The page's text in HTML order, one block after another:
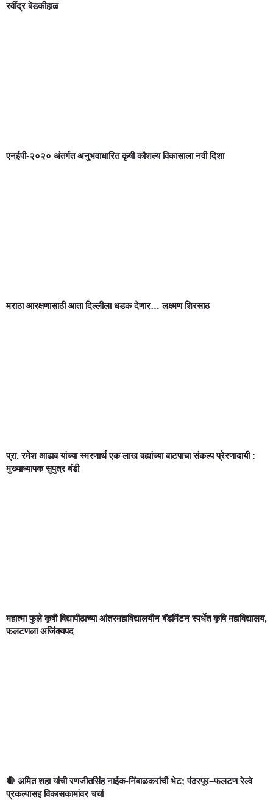
रवींद्र बेडकीहाळ
एनईपी-२०२० अंतर्गत अनुभवाधारित कृषी कौशल्य विकासाला नवी दिशा
मराठा आरक्षणासाठी आता दिल्लीला धडक देणार… लक्ष्मण शिरसाठ
प्रा. रमेश आढाव यांच्या स्मरणार्थ एक लाख वह्यांच्या वाटपाचा संकल्प प्रेरणादायी :
मुख्याध्यापक सुपुत्र बंडी
महात्मा फुले कृषी विद्यापीठाच्या आंतरमहाविद्यालयीन बॅडमिंटन स्पर्धेत कृषि महाविद्यालय,
फलटणला अजिंक्यपद
🛑 अमित शहा यांची रणजीतसिंह नाईक-निंबाळकरांची भेट; पंढरपूर–फलटण रेल्वे
प्रकल्पासह विकासकामांवर चर्चा